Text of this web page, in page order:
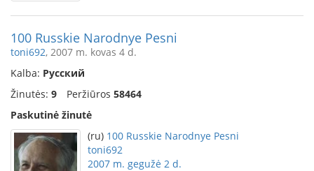
100 Russkie Narodnye Pesni
toni692, 2007 m. kovas 4 d.
Kalba: Русский
Žinutės: 9 Peržiūros 58464
Paskutinė žinutė
(ru) 100 Russkie Narodnye Pesni
toni692
2007 m. gegužė 2 d.